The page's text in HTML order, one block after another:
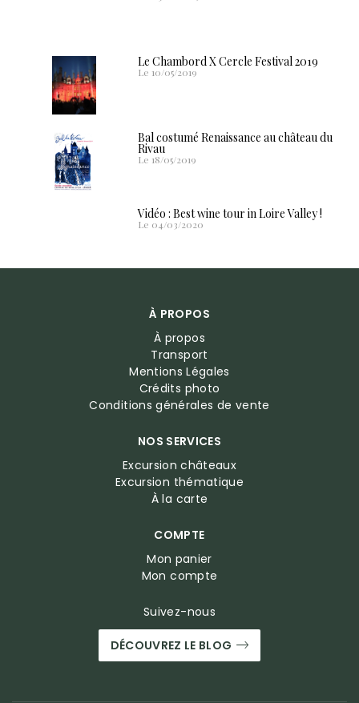
Le Chambord X Cercle Festival 2019
Le 10/05/2019
Bal costumé Renaissance au château du
Rivau
Le 18/05/2019
Vidéo : Best wine tour in Loire Valley !
Le 04/03/2020
À PROPOS
À propos
Transport
Mentions Légales
Crédits photo
Conditions générales de vente
NOS SERVICES
Excursion châteaux
Excursion thématique
À la carte
COMPTE
Mon panier
Mon compte
Suivez-nous
DÉCOUVREZ LE BLOG